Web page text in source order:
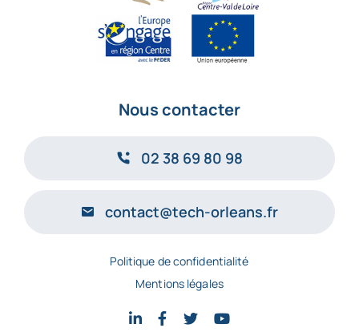
Nous contacter
02 38 69 80 98
contact@tech-orleans.fr
Politique de confidentialité
Mentions légales